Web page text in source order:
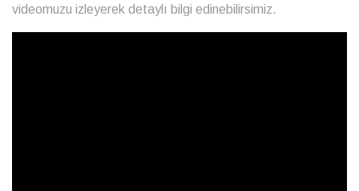
videomuzu izleyerek detaylı bilgi edinebilirsimiz.